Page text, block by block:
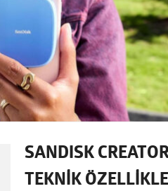
SANDISK
TEKNİK